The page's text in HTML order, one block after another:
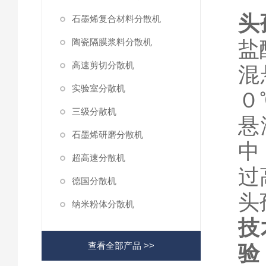
石墨烯复合材料分散机
陶瓷隔膜浆料分散机
高速剪切分散机
实验室分散机
三级分散机
石墨烯研磨分散机
超高速分散机
德国分散机
纳米粉体分散机
查看全部产品 >>
头
盐
悬
中
过
头
验